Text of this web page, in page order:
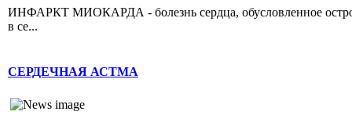
ИНФАРКТ МИОКАРДА - болезнь сердца, обусловленное острой
в се...
СЕРДЕЧНАЯ АСТМА